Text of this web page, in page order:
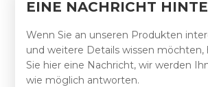
EINE NACHRICHT
Wenn Sie an unseren Produkten
und weitere Details wissen möchten,
Sie hier eine Nachricht, wir werden
wie möglich antworten.